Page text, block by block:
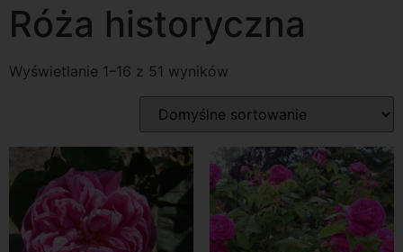
Róża historyczna
Wyświetlanie 1–16 z 51 wyników